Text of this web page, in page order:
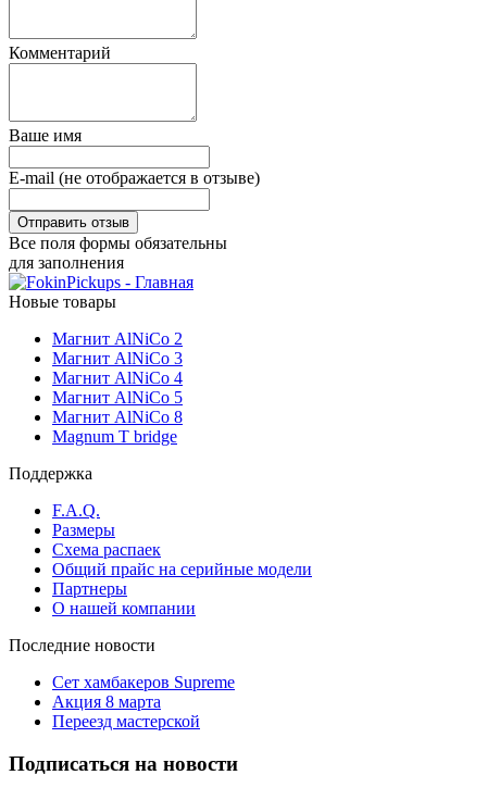
Комментарий
Ваше имя
E-mail (не отображается в отзыве)
Все поля формы обязательны
для заполнения
Новые товары
Магнит AlNiCo 2
Магнит AlNiCo 3
Магнит AlNiCo 4
Магнит AlNiCo 5
Магнит AlNiCo 8
Magnum T bridge
Поддержка
F.A.Q.
Размеры
Схема распаек
Общий прайс на серийные модели
Партнеры
О нашей компании
Последние новости
Сет хамбакеров Supreme
Акция 8 марта
Переезд мастерской
Подписаться на новости